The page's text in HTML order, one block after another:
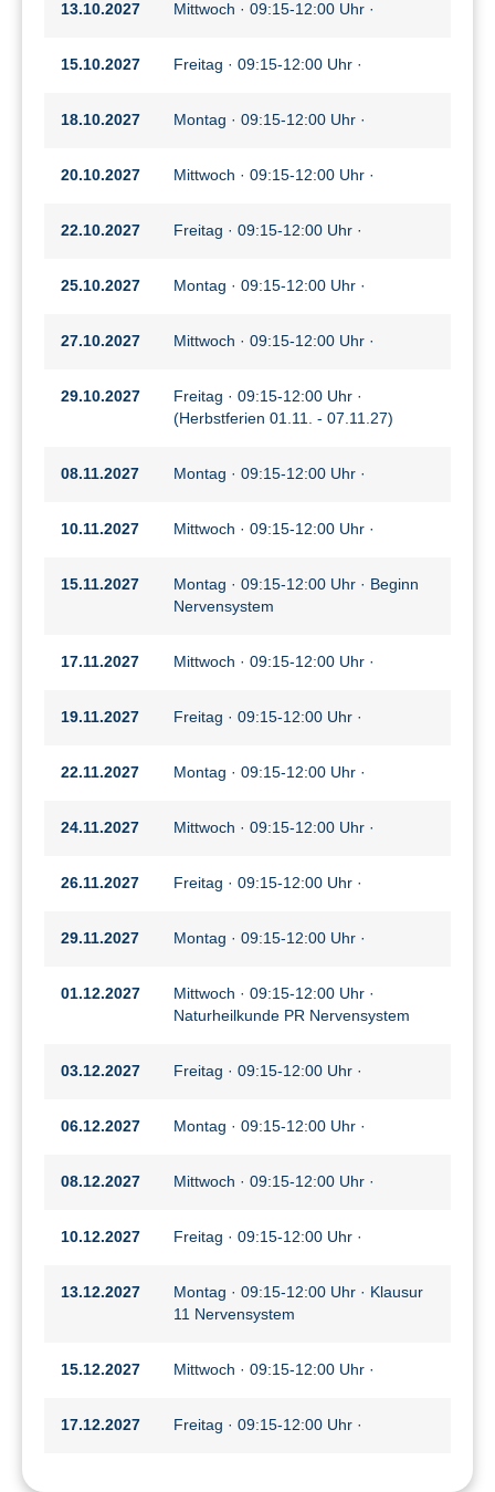
13.10.2027 Mittwoch · 09:15-12:00 Uhr ·
15.10.2027 Freitag · 09:15-12:00 Uhr ·
18.10.2027 Montag · 09:15-12:00 Uhr ·
20.10.2027 Mittwoch · 09:15-12:00 Uhr ·
22.10.2027 Freitag · 09:15-12:00 Uhr ·
25.10.2027 Montag · 09:15-12:00 Uhr ·
27.10.2027 Mittwoch · 09:15-12:00 Uhr ·
29.10.2027
Freitag · 09:15-12:00 Uhr ·
(Herbstferien 01.11. - 07.11.27)
08.11.2027 Montag · 09:15-12:00 Uhr ·
10.11.2027 Mittwoch · 09:15-12:00 Uhr ·
15.11.2027
Montag · 09:15-12:00 Uhr · Beginn
Nervensystem
17.11.2027 Mittwoch · 09:15-12:00 Uhr ·
19.11.2027 Freitag · 09:15-12:00 Uhr ·
22.11.2027 Montag · 09:15-12:00 Uhr ·
24.11.2027 Mittwoch · 09:15-12:00 Uhr ·
26.11.2027 Freitag · 09:15-12:00 Uhr ·
29.11.2027 Montag · 09:15-12:00 Uhr ·
01.12.2027
Mittwoch · 09:15-12:00 Uhr ·
Naturheilkunde PR Nervensystem
03.12.2027 Freitag · 09:15-12:00 Uhr ·
06.12.2027 Montag · 09:15-12:00 Uhr ·
08.12.2027 Mittwoch · 09:15-12:00 Uhr ·
10.12.2027 Freitag · 09:15-12:00 Uhr ·
13.12.2027
Montag · 09:15-12:00 Uhr · Klausur
11 Nervensystem
15.12.2027 Mittwoch · 09:15-12:00 Uhr ·
17.12.2027 Freitag · 09:15-12:00 Uhr ·